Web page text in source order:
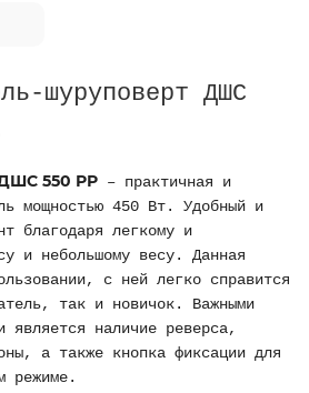
шуруповерт ДШС
550 РР – практичная и
мощностью 450 Вт. Удобный и
благодаря легкому и
и небольшому весу. Данная
с ней легко справится
так и новичок. Важными
является наличие реверса,
а также кнопка фиксации для
режиме.